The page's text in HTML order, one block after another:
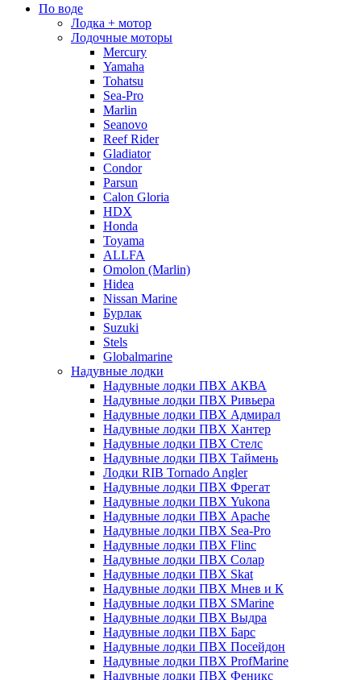
По воде
Лодка + мотор
Лодочные моторы
Mercury
Yamaha
Tohatsu
Sea-Pro
Marlin
Seanovo
Reef Rider
Gladiator
Condor
Parsun
Calon Gloria
HDX
Honda
Toyama
ALLFA
Omolon (Marlin)
Hidea
Nissan Marine
Бурлак
Suzuki
Stels
Globalmarine
Надувные лодки
Надувные лодки ПВХ АКВА
Надувные лодки ПВХ Ривьера
Надувные лодки ПВХ Адмирал
Надувные лодки ПВХ Хантер
Надувные лодки ПВХ Стелс
Надувные лодки ПВХ Таймень
Лодки RIB Tornado Angler
Надувные лодки ПВХ Фрегат
Надувные лодки ПВХ Yukona
Надувные лодки ПВХ Apache
Надувные лодки ПВХ Sea-Pro
Надувные лодки ПВХ Flinc
Надувные лодки ПВХ Солар
Надувные лодки ПВХ Skat
Надувные лодки ПВХ Мнев и К
Надувные лодки ПВХ SMarine
Надувные лодки ПВХ Выдра
Надувные лодки ПВХ Барс
Надувные лодки ПВХ Посейдон
Надувные лодки ПВХ ProfMarine
Надувные лодки ПВХ Феникс